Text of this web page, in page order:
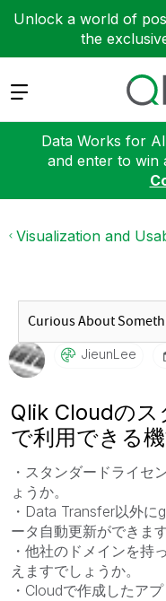
Unlock a world of
the
Expand
Data Works for
and enter to win
Visualization and
JieunLee
Qlik Cloudのス
で利用できる
・スタンダードライセ
ょうか。
・Data Transfer以外
ータ自動更新ができま
・他社のドメインを持
えますでしょうか。
・Cloudで作成したア